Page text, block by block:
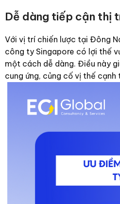
Dễ dàng tiếp cận thị
Với vị trí chiến lược tại Đông
công ty Singapore có lợi thế
một cách dễ dàng. Điều này
cung ứng, củng cố vị thế